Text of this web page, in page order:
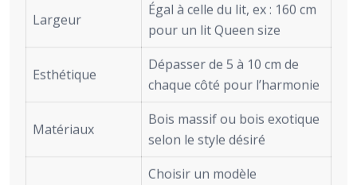
Largeur
Égal à celle du lit, ex : 160 cm
pour un lit Queen size
Esthétique
Dépasser de 5 à 10 cm de
chaque côté pour l’harmonie
Matériaux
Bois massif ou bois exotique
selon le style désiré
Choisir un modèle